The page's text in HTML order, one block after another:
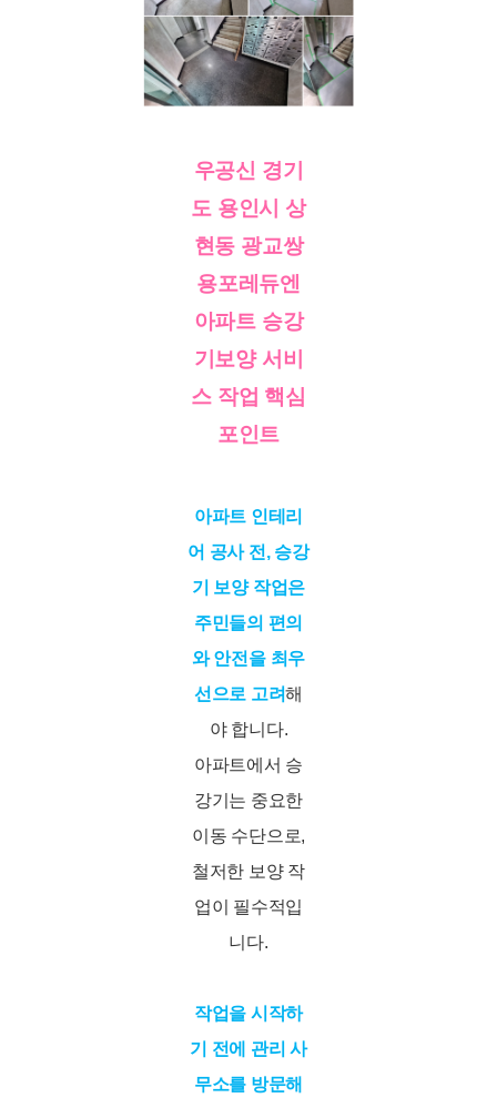
우공신 경기
도 용인시 상
현동 광교쌍
용포레듀엔
아파트 승강
기보양 서비
스 작업 핵심
포인트
아파트 인테리
어 공사 전, 승강
기 보양 작업은
주민들의 편의
와 안전을 최우
선으로 고려해
야 합니다.
아파트에서 승
강기는 중요한
이동 수단으로,
철저한 보양 작
업이 필수적입
니다.
작업을 시작하
기 전에 관리 사
무소를 방문해